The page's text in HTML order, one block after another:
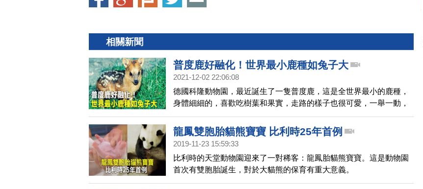
相關新聞
普度鹿好融化！世界最小鹿種如兔子大
2021-12-02 22:06:08
德國科隆動物園，最近誕生了一隻普度鹿，這是全世界最小的鹿種，
身體細細的，喜歡吃樹葉和果實，走路的樣子也很可愛，一舉一動，
都吸引遊客目光。
龍鳳雙胞胎貓熊寶寶 比利時25年首例
2019-11-23 15:59:33
比利時的天堂動物園迎來了一對稀客：龍鳳胎貓熊寶寶。這是動物園
首次有雙胞胎誕生，對於大貓熊的保育有重大意義。